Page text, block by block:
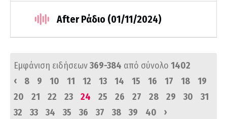
After Ράδιο (01/11/2024)
Εμφάνιση ειδήσεων369-384 από σύνολο 1402
‹
8 9 10 11 12 13 14 15 16 17 18
19
20
21 22 23 24 25 26 27 28 29 30
31
32
33 34 35 36 37 38 39 40 ›